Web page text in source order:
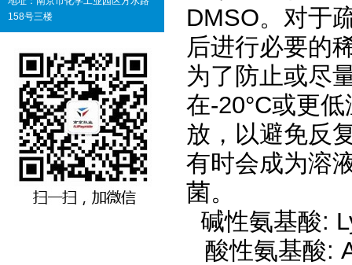
158号三楼
DMSO。对于
后进行必要的
为了防止或尽
在-20°C或更
放，以避免反
有时会成为溶
菌。
碱性氨基酸:
酸性氨基酸: